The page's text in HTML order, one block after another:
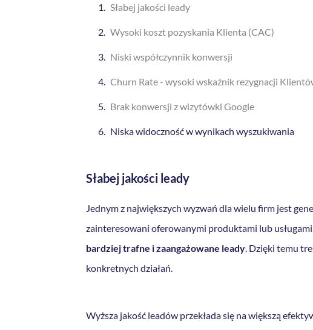
Słabej jakości leady
Wysoki koszt pozyskania Klienta (CAC)
Niski współczynnik konwersji
Churn Rate - wysoki wskaźnik rezygnacji
Brak konwersji z wizytówki Google
Niska widoczność w wynikach wyszukiwania
Słabej jakości leady
Jednym z największych wyzwań dla wielu firm jest
zainteresowani oferowanymi produktami lub usługami.
bardziej trafne i zaangażowane leady . Dzięki temu
konkretnych działań.
Wyższa jakość leadów przekłada się na większą